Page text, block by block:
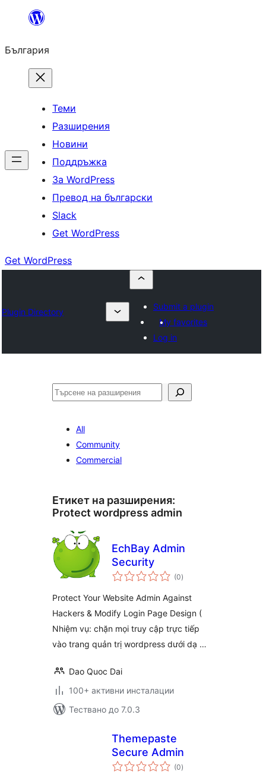
България
Теми
Разширения
Новини
Поддръжка
За WordPress
Превод на български
Slack
Get WordPress
Get WordPress
Plugin Directory
Submit a plugin
My favorites
Log in
Търсене
All
Community
Commercial
Етикет на разширения:
Protect wordpress admin
EchBay Admin
Security
(0общо
оценки
)
Protect Your Website Admin Against
Hackers & Modify Login Page Design (
Nhiệm vụ: chặn mọi truy cập trực tiếp
vào trang quản trị wordpress dưới dạ …
Dao Quoc Dai
100+ активни инсталации
Тествано до 7.0.3
Themepaste
Secure Admin
(0общо
оценки
)